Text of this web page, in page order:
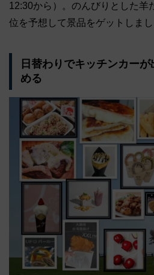
12:30から）。のんびりとした羊
位を予想して景品をゲットしまし
日替わりでキッチンカー
める